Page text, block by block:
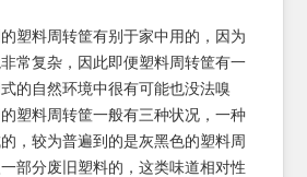
塑料周转筐有别于家中用的，因为
常复杂，因此即便塑料周转筐有一
的自然环境中很有可能也没法嗅
塑料周转筐一般有三种状况，一种
，较为普遍到的是灰黑色的塑料周
部分废旧塑料的，这类味道相对性